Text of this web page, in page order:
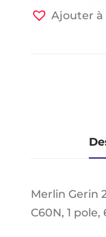
24430
Ajouter à
Merlin Gerin
C60N, 1